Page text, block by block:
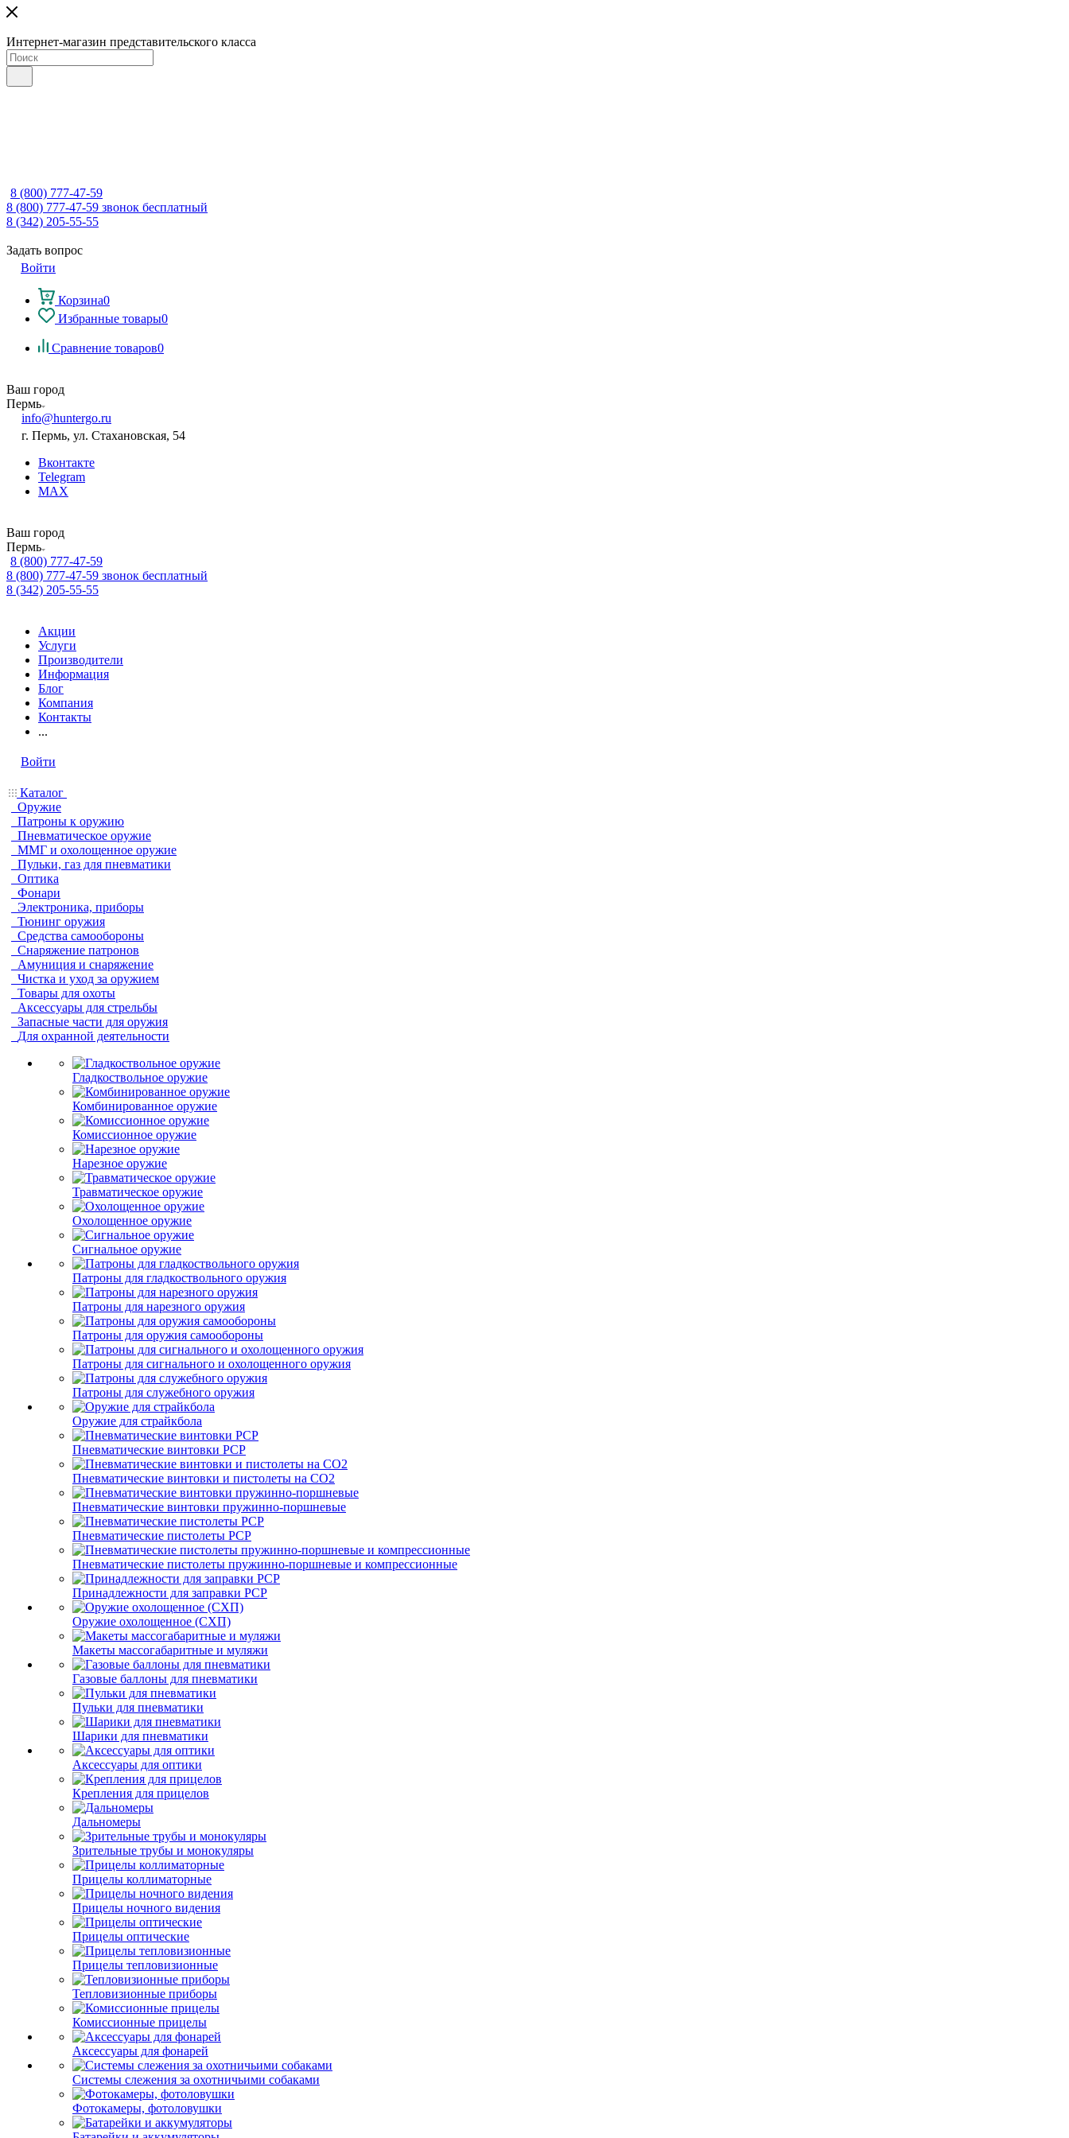
Интернет-магазин представительского класса
8 (800) 777-47-59
8 (800) 777-47-59 звонок бесплатный
8 (342) 205-55-55
Задать вопрос
Войти
Корзина0
Избранные товары0
Сравнение товаров0
Ваш город
Пермь
info@huntergo.ru
г. Пермь, ул. Стахановская, 54
Вконтакте
Telegram
MAX
Ваш город
Пермь
8 (800) 777-47-59
8 (800) 777-47-59 звонок бесплатный
8 (342) 205-55-55
Акции
Услуги
Производители
Информация
Блог
Компания
Контакты
...
Войти
Каталог
Оружие
Патроны к оружию
Пневматическое оружие
ММГ и охолощенное оружие
Пульки, газ для пневматики
Оптика
Фонари
Электроника, приборы
Тюнинг оружия
Средства самообороны
Снаряжение патронов
Амуниция и снаряжение
Чистка и уход за оружием
Товары для охоты
Аксессуары для стрельбы
Запасные части для оружия
Для охранной деятельности
Гладкоствольное оружие
Комбинированное оружие
Комиссионное оружие
Нарезное оружие
Травматическое оружие
Охолощенное оружие
Сигнальное оружие
Патроны для гладкоствольного оружия
Патроны для нарезного оружия
Патроны для оружия самообороны
Патроны для сигнального и охолощенного оружия
Патроны для служебного оружия
Оружие для страйкбола
Пневматические винтовки PCP
Пневматические винтовки и пистолеты на CO2
Пневматические винтовки пружинно-поршневые
Пневматические пистолеты PCP
Пневматические пистолеты пружинно-поршневые и компрессионные
Принадлежности для заправки PCP
Оружие охолощенное (СХП)
Макеты массогабаритные и муляжи
Газовые баллоны для пневматики
Пульки для пневматики
Шарики для пневматики
Аксессуары для оптики
Крепления для прицелов
Дальномеры
Зрительные трубы и монокуляры
Прицелы коллиматорные
Прицелы ночного видения
Прицелы оптические
Прицелы тепловизионные
Тепловизионные приборы
Комиссионные прицелы
Аксессуары для фонарей
Системы слежения за охотничьими собаками
Фотокамеры, фотоловушки